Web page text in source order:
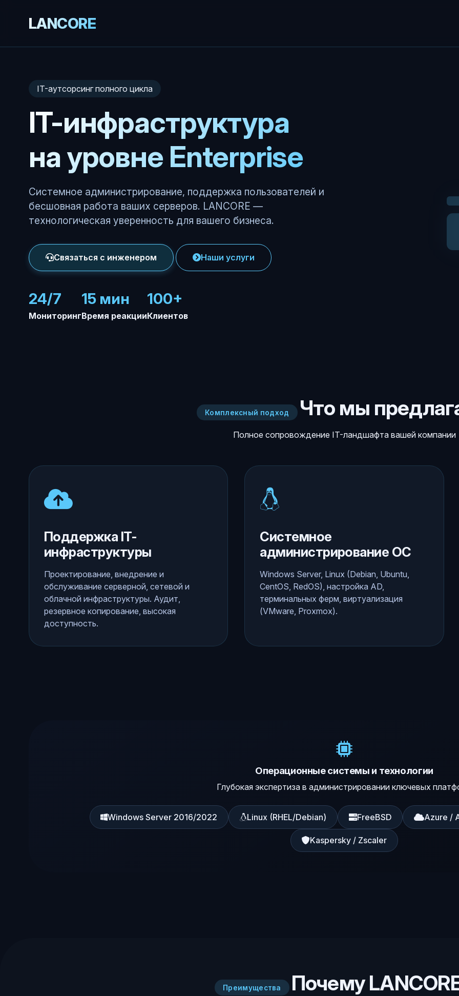
LANCORE
IT-аутсорсинг полного цикла
IT-инфраструктура
на уровне Enterprise
Системное администрирование, поддержка пользователей и
бесшовная работа ваших серверов. LANCORE —
технологическая уверенность для вашего бизнеса.
Связаться с инженером Наши услуги
24/7
Мониторинг
15 мин
Время реакции
100+
Клиентов
Комплексный подход Что мы
Полное сопровождение IT-ландшафта вашей компании
Поддержка IT-
инфраструктуры
Проектирование, внедрение и
обслуживание серверной, сетевой и
облачной инфраструктуры. Аудит,
резервное копирование, высокая
доступность.
Системное
администрирование ОС
Windows Server, Linux (Debian, Ubuntu,
CentOS, RedOS), настройка AD,
терминальных ферм, виртуализация
(VMware, Proxmox).
Операционные системы и технологии
Глубокая экспертиза в администрировании ключевых
Windows Server 2016/2022 Linux (RHEL/Debian) FreeBSD Azure /
Kaspersky / Zscaler
Преимущества Почему